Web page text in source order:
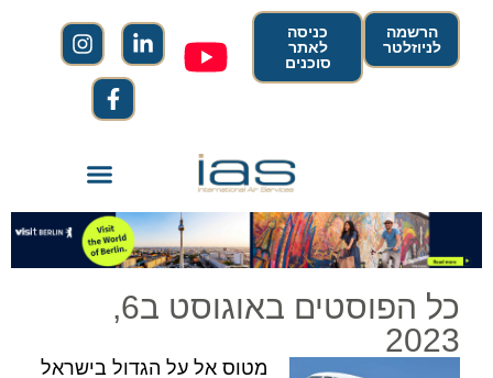
הרשמה
לניוזלטר
כניסה
לאתר
סוכנים
כל הפוסטים באוגוסט ב6,
2023
מטוס אל על הגדול בישראל